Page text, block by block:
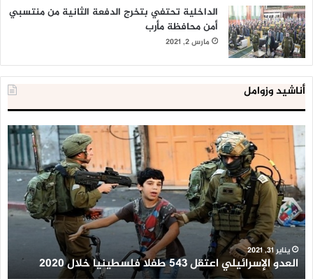
(( بنصر الله ينصرُ من يشاءُ ))
فهُم شهداؤنا اختلفت عليهم
شِغافُ الأرض حُبّاً ، والسماءُ
فتلك تريد أن يبقوا عليها
وتلك لها بوصلهمُ احتفاءُ
وإن الله عدلاُ منهُ أنهى
خلافهما ، وكان لهُ القضاءُ
فأعضاءٌ إليه سمَت ، وأخرى
الداخلية تحتفي بتخرج الدفعة الثانية من منتسبي
أمن محافظة مأرب
مارس 2, 2021
أناشيد وزوامل
العدو
الإسرائيلي
اعتقل
543
طفلا
فلسطينيا
خلال
2020
يناير 31, 2021
العدو الإسرائيلي اعتقل 543 طفلا فلسطينيا خلال 2020